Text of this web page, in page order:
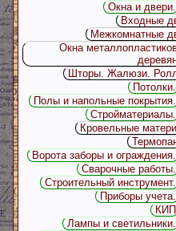
Окна и двери.
Входные
Межкомнатные
Окна
Шторы. Жалюзи.
Потолки.
Полы и напольные покрытия.
Стройматериалы.
Кровельные
Ворота заборы и ограждения.
Сварочные работы.
Строительный инструмент.
Приборы учета.
КИП
Лампы и светильники.